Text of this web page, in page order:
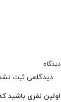
دیدگاه
دیدگاهی ثبت
اولین نفری باشید